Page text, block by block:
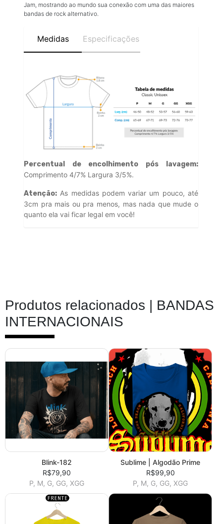
Jam, mostrando ao mundo sua conexão com uma das maiores
bandas de rock alternativo.
Medidas Especificações
Percentual de encolhimento pós lavagem:
Comprimento 4/7% Largura 3/5%.
Atenção: As medidas podem variar um pouco, até
3cm pra mais ou pra menos, mas nada que mude o
quanto ela vai ficar legal em você!
Produtos relacionados | BANDAS
INTERNACIONAIS
Blink-182
R$79,90
P, M, G, GG, XGG
Sublime | Algodão Prime
R$99,90
P, M, G, GG, XGG